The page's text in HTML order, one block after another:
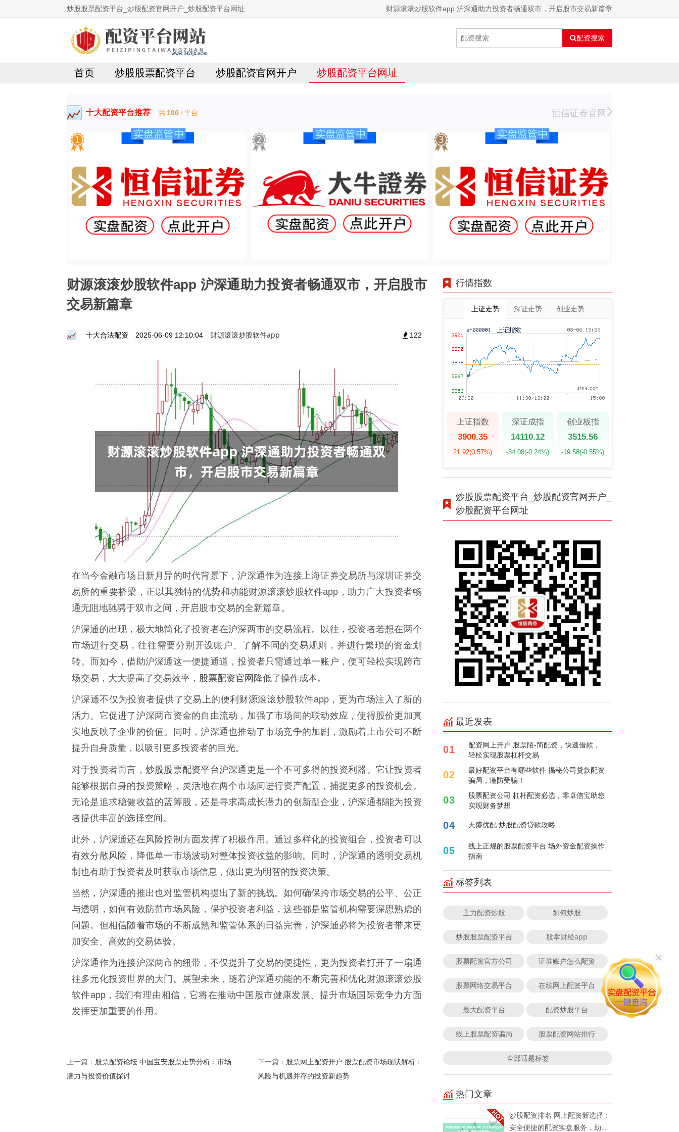
炒股股票配资平台_炒股配资官网开户_炒股配资平台网址 财源滚滚炒股软件app 沪深通助力投资者畅通双市，开启股市交易新篇章
配资搜索
首页 炒股股票配资平台 炒股配资官网开户 炒股配资平台网址
十大配资平台推荐 共100+平台 恒信证券官网
财源滚滚炒股软件app 沪深通助力投资者畅通双市，开启股市
交易新篇章
十大合法配资 2025-06-09 12:10:04 财源滚滚炒股软件app 122
在当今金融市场日新月异的时代背景下，沪深通作为连接上海证券交易所与深圳证券交
易所的重要桥梁，正以其独特的优势和功能财源滚滚炒股软件app，助力广大投资者畅
通无阻地驰骋于双市之间，开启股市交易的全新篇章。
沪深通的出现，极大地简化了投资者在沪深两市的交易流程。以往，投资者若想在两个
市场进行交易，往往需要分别开设账户、了解不同的交易规则，并进行繁琐的资金划
转。而如今，借助沪深通这一便捷通道，投资者只需通过单一账户，便可轻松实现跨市
场交易，大大提高了交易效率， 股票配资官网 降低了操作成本。
沪深通不仅为投资者提供了交易上的便利财源滚滚炒股软件app，更为市场注入了新的
活力。它促进了沪深两市资金的自由流动，加强了市场间的联动效应，使得股价更加真
实地反映了企业的价值。同时，沪深通也推动了市场竞争的加剧，激励着上市公司不断
提升自身质量，以吸引更多投资者的目光。
对于投资者而言， 炒股股票配资平台沪深通更是一个不可多得的投资利器。它让投资者
能够根据自身的投资策略，灵活地在两个市场间进行资产配置，捕捉更多的投资机会。
无论是追求稳健收益的蓝筹股，还是寻求高成长潜力的创新型企业，沪深通都能为投资
者提供丰富的选择空间。
此外，沪深通还在风险控制方面发挥了积极作用。通过多样化的投资组合，投资者可以
有效分散风险，降低单一市场波动对整体投资收益的影响。同时，沪深通的透明交易机
制也有助于投资者及时获取市场信息，做出更为明智的投资决策。
当然，沪深通的推出也对监管机构提出了新的挑战。如何确保跨市场交易的公平、公正
与透明，如何有效防范市场风险，保护投资者利益，这些都是监管机构需要深思熟虑的
问题。但相信随着市场的不断成熟和监管体系的日益完善，沪深通必将为投资者带来更
加安全、高效的交易体验。
沪深通作为连接沪深两市的纽带，不仅提升了交易的便捷性，更为投资者打开了一扇通
往多元化投资世界的大门。展望未来，随着沪深通功能的不断完善和优化财源滚滚炒股
软件app，我们有理由相信，它将在推动中国股市健康发展、提升市场国际竞争力方面
发挥更加重要的作用。
上一篇： 股票配资论坛 中国宝安股票走势分析：市场
潜力与投资价值探讨
下一篇： 股票网上配资开户 股票配资市场现状解析：
风险与机遇并存的投资新趋势
行情指数
上证走势 深证走势 创业走势
上证指数
3900.35
21.92(0.57%)
深证成指
14110.12
-34.08(-0.24%)
创业板指
3515.56
-19.58(-0.55%)
炒股股票配资平台_炒股配资官网开户_
炒股配资平台网址
最近发表
01
配资网上开户 股票陌-简配资，快速借款，
轻松实现股票杠杆交易
02
最好配资平台有哪些软件 揭秘公司贷款配资
骗局，谨防受骗！
03
股票配资公司 杠杆配资必选，零卓信宝助您
实现财务梦想
04 天盛优配 炒股配资贷款攻略
05
线上正规的股票配资平台 场外资金配资操作
指南
标签列表
主力配资炒股 如何炒股
炒股股票配资平台 股掌财经app
股票配资官方公司 证券账户怎么配资
股票网络交易平台 在线网上配资平台
最大配资平台 配资炒股平台
线上股票配资骗局 股票配资网站排行
全部话题标签
热门文章
炒股配资排名 网上配资新选择：
安全便捷的配资实盘服务，助您